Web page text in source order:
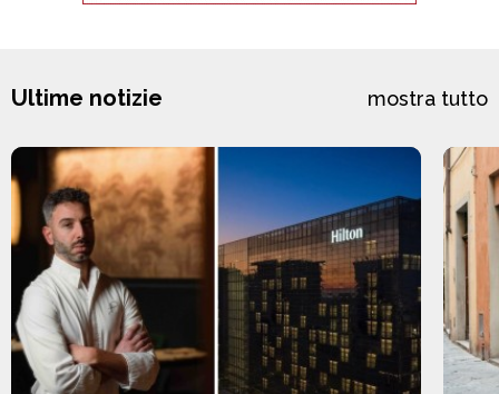
Ultime notizie mostra tutto